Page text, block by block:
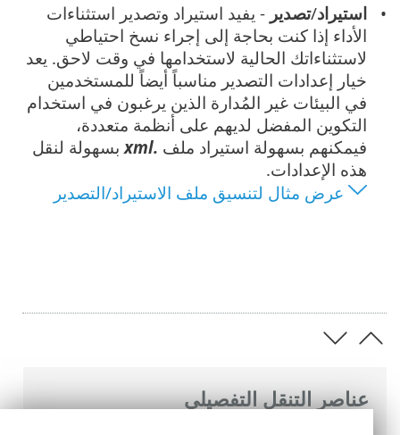
عناصر التنقل التفصيلي
استيراد/تصدير - يفيد استيراد وتصدير استثناءات
الأداء إذا كنت بحاجة إلى إجراء نسخ احتياطي
لاستثناءاتك الحالية لاستخدامها في وقت لاحق. يعد
خيار إعدادات التصدير مناسباً أيضاً للمستخدمين
في البيئات غير المُدارة الذين يرغبون في استخدام
التكوين المفضل لديهم على أنظمة متعددة،
فيمكنهم بسهولة استيراد ملف .xml
بسهولة لنقل
هذه الإعدادات.
عرض مثال لتنسيق ملف الاستيراد/التصدير